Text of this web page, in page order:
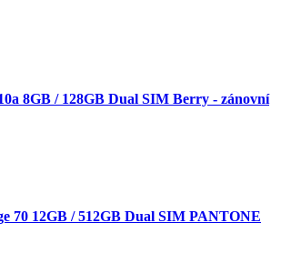
8GB / 128GB Dual SIM Berry - zánovní
70 12GB / 512GB Dual SIM PANTONE